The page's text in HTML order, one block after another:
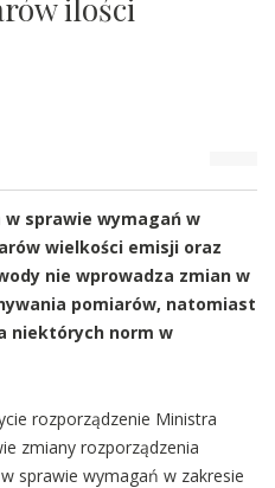
ilości
sprawie wymagań w
wielkości emisji oraz
nie wprowadza zmian w
pomiarów, natomiast
niektórych norm w
rozporządzenie Ministra
zmiany rozporządzenia
sprawie wymagań w zakresie